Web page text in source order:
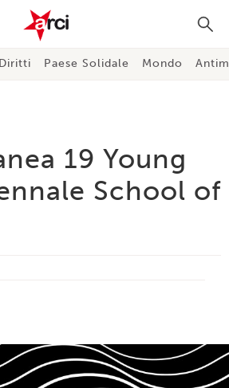
Diritti Paese Solidale Mondo
19 Young
School of